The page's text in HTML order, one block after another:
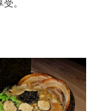
。